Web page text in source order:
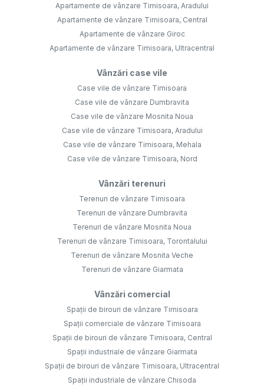
Apartamente de vânzare Timisoara, Aradului
Apartamente de vânzare Timisoara, Central
Apartamente de vânzare Giroc
Apartamente de vânzare Timisoara, Ultracentral
Vânzări case vile
Case vile de vânzare Timisoara
Case vile de vânzare Dumbravita
Case vile de vânzare Mosnita Noua
Case vile de vânzare Timisoara, Aradului
Case vile de vânzare Timisoara, Mehala
Case vile de vânzare Timisoara, Nord
Vânzări terenuri
Terenuri de vânzare Timisoara
Terenuri de vânzare Dumbravita
Terenuri de vânzare Mosnita Noua
Terenuri de vânzare Timisoara, Torontalului
Terenuri de vânzare Mosnita Veche
Terenuri de vânzare Giarmata
Vânzări comercial
Spații de birouri de vânzare Timisoara
Spații comerciale de vânzare Timisoara
Spații de birouri de vânzare Timisoara, Central
Spații industriale de vânzare Giarmata
Spații de birouri de vânzare Timisoara, Ultracentral
Spații industriale de vânzare Chisoda